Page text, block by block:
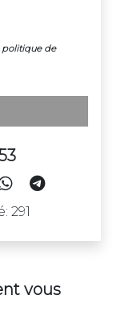
politique de
291
vous